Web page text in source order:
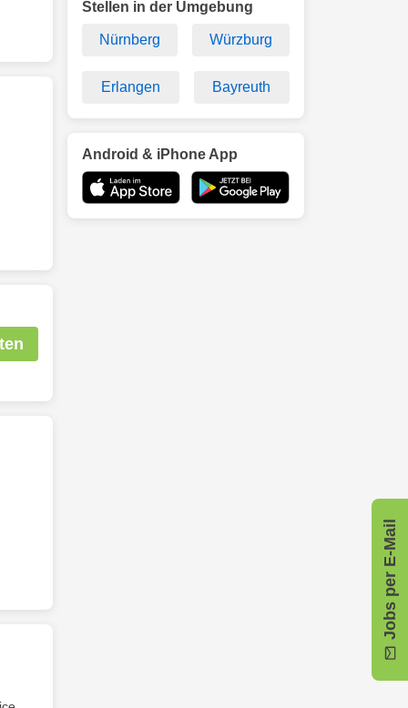
Jobs per E-Mail
Stellen in der Umgebung
Nürnberg Würzburg
Erlangen Bayreuth
Android & iPhone App